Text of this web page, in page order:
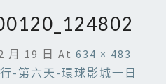
月 19 日 At 634 × 483
-第六天-環球影城一日